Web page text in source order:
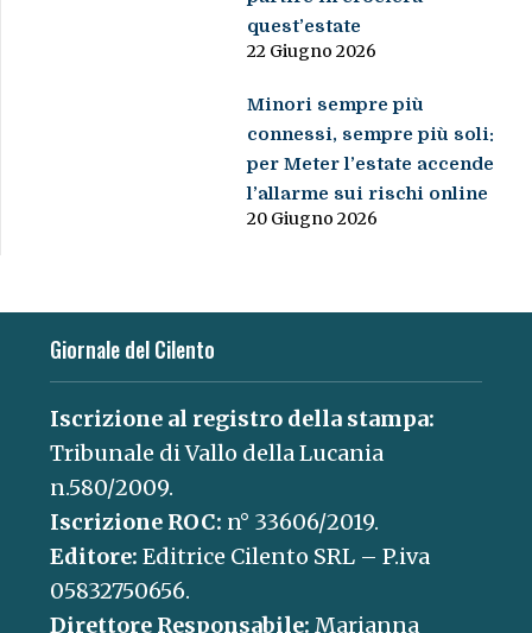
quest’estate
22 Giugno 2026
Minori sempre più
connessi, sempre più soli:
per Meter l’estate accende
l’allarme sui rischi online
20 Giugno 2026
Giornale del Cilento
Iscrizione al registro della stampa:
Tribunale di Vallo della Lucania
n.580/2009.
Iscrizione ROC: n° 33606/2019.
Editore: Editrice Cilento SRL – P.iva
05832750656.
Direttore Responsabile: Marianna